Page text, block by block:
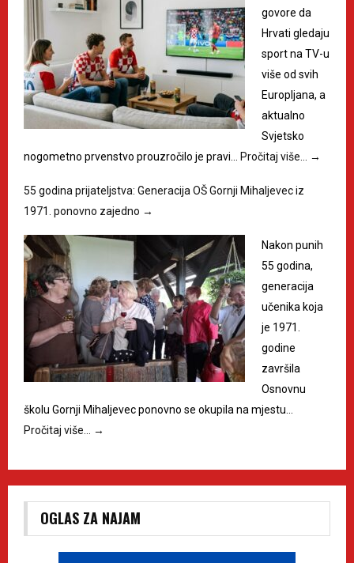
govore da
Hrvati gledaju
sport na TV-u
više od svih
Europljana, a
aktualno
Svjetsko
nogometno prvenstvo prouzročilo je pravi… Pročitaj više… →
55 godina prijateljstva: Generacija OŠ Gornji Mihaljevec iz
1971. ponovno zajedno →
Nakon punih
55 godina,
generacija
učenika koja
je 1971.
godine
završila
Osnovnu
školu Gornji Mihaljevec ponovno se okupila na mjestu…
Pročitaj više… →
OGLAS ZA NAJAM